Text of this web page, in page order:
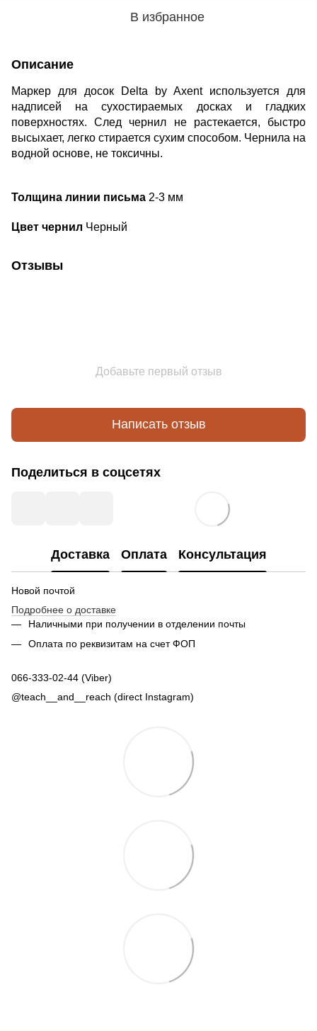
В избранное
Описание
Маркер для досок Delta by Axent используется для
надписей на сухостираемых досках и гладких
поверхностях. След чернил не растекается, быстро
высыхает, легко стирается сухим способом. Чернила на
водной основе, не токсичны.
Толщина линии письма 2-3 мм
Цвет чернил Черный
Отзывы
Добавьте первый отзыв
Написать отзыв
Поделиться в соцсетях
Доставка Оплата Консультация
Новой почтой
Подробнее о доставке
Наличными при получении в отделении почты
Оплата по реквизитам на счет ФОП
066-333-02-44 (Viber)
@teach__and__reach (direct Instagram)